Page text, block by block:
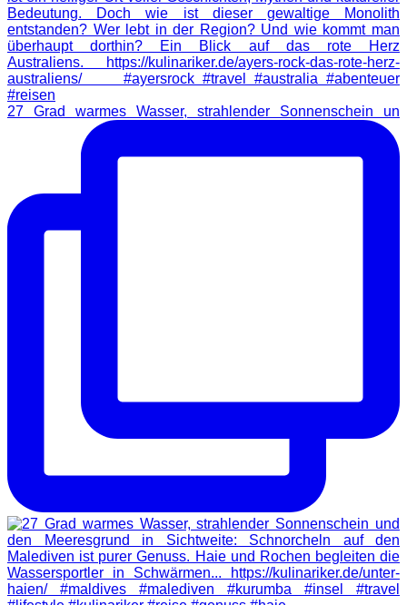
27 Grad warmes Wasser, strahlender Sonnenschein un